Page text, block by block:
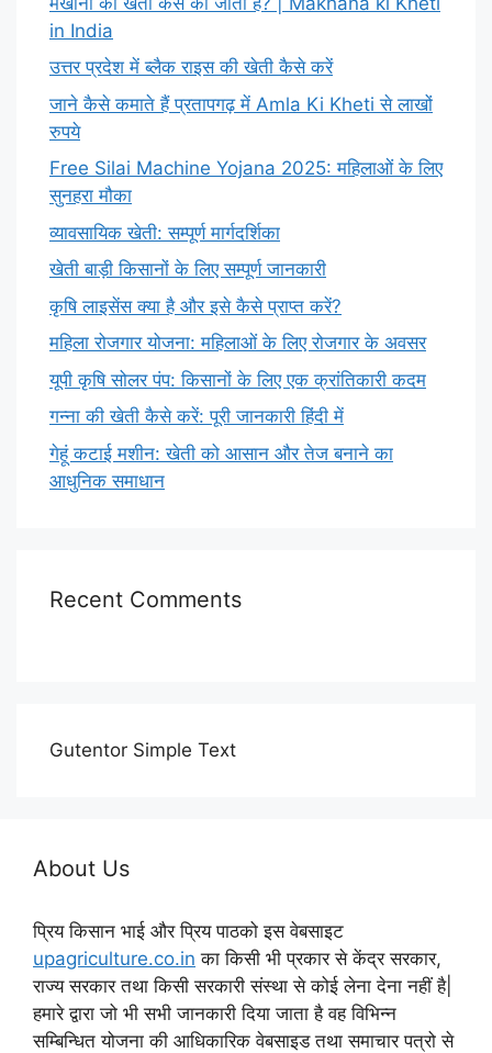
in India
उत्तर प्रदेश में ब्लैक राइस की खेती कैसे करें
जाने कैसे कमाते हैं प्रतापगढ़ में Amla Ki Kheti से लाखों
रुपये
Free Silai Machine Yojana 2025: महिलाओं के लिए
सुनहरा मौका
व्यावसायिक खेती: सम्पूर्ण मार्गदर्शिका
खेती बाड़ी किसानों के लिए सम्पूर्ण जानकारी
कृषि लाइसेंस क्या है और इसे कैसे प्राप्त करें?
महिला रोजगार योजना: महिलाओं के लिए रोजगार के अवसर
यूपी कृषि सोलर पंप: किसानों के लिए एक क्रांतिकारी कदम
गन्ना की खेती कैसे करें: पूरी जानकारी हिंदी में
गेहूं कटाई मशीन: खेती को आसान और तेज बनाने का
आधुनिक समाधान
Recent Comments
Gutentor Simple Text
About Us
प्रिय किसान भाई और प्रिय पाठको इस वेबसाइट
upagriculture.co.in का किसी भी प्रकार से केंद्र सरकार,
राज्य सरकार तथा किसी सरकारी संस्था से कोई लेना देना नहीं है|
हमारे द्वारा जो भी सभी जानकारी दिया जाता है वह विभिन्न
सम्बिन्धित योजना की आधिकारिक वेबसाइड तथा समाचार पत्रो से